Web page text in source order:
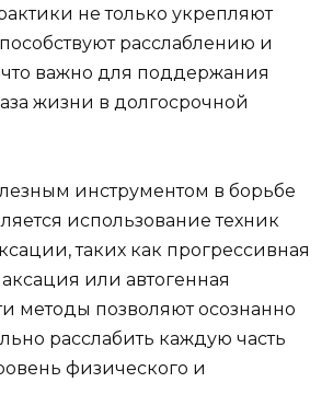
не только укрепляют
расслаблению и
что важно для поддержания
жизни в долгосрочной
инструментом в борьбе
использование техник
таких как прогрессивная
или автогенная
методы позволяют осознанно
расслабить каждую часть
физического и